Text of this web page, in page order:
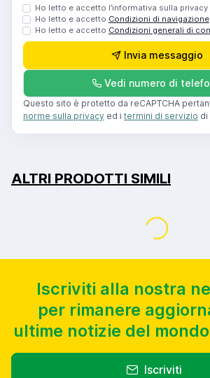
Ho letto e accetto l’informativa sulla privacy
Ho letto e accetto Condizioni di navigazione
Ho letto e accetto Condizioni generali di
Invia messaggio
Vedi numero di
Questo sito è protetto da reCAPTCHA
norme sulla privacy ed i termini di servizio di
ALTRI PRODOTTI SIMILI
Caricamento...
Iscriviti alla nostra
per rimanere
ultime notizie del
Iscriviti